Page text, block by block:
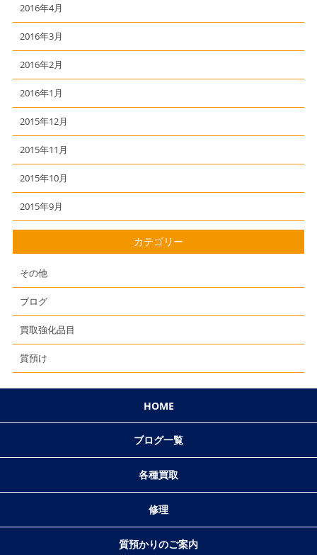
2016年4月
2016年3月
2016年2月
2016年1月
2015年12月
2015年11月
2015年10月
2015年9月
カテゴリー
その他
ブログ
買取強化品目
質預け
HOME
ブログ一覧
各種買取
修理
質預かりのご案内